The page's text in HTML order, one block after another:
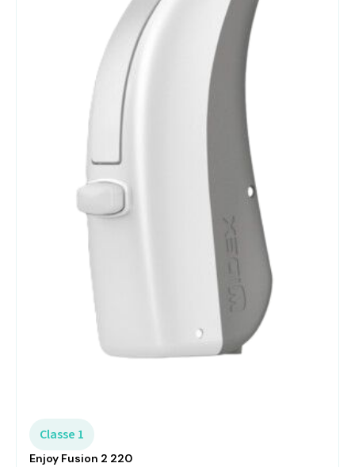
Classe 1
Enjoy Fusion 2 220